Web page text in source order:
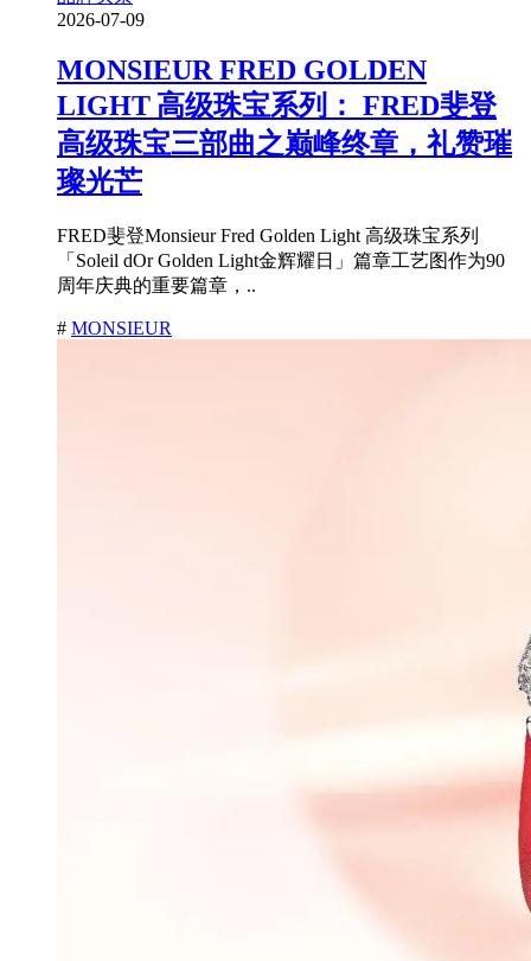
2026-07-09
MONSIEUR FRED GOLDEN
LIGHT 高级珠宝系列： FRED斐登
高级珠宝三部曲之巅峰终章，礼赞璀
璨光芒
FRED斐登Monsieur Fred Golden Light 高级珠宝系列
「Soleil dOr Golden Light金辉耀日」篇章工艺图作为90
周年庆典的重要篇章，..
# MONSIEUR